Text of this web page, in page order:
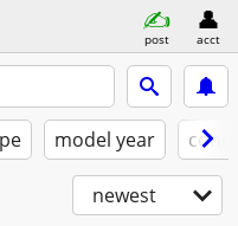
post acct
model year
newest